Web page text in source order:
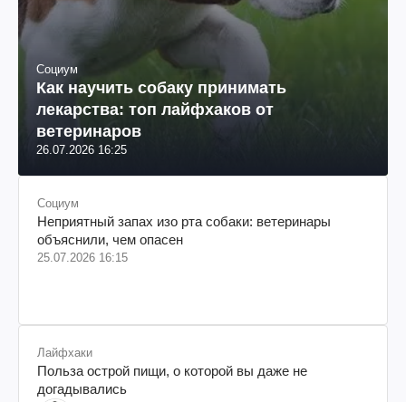
Социум
Как научить собаку принимать
лекарства: топ лайфхаков от
ветеринаров
26.07.2026 16:25
Социум
Неприятный запах изо рта собаки: ветеринары
объяснили, чем опасен
25.07.2026 16:15
Лайфхаки
Польза острой пищи, о которой вы даже не
догадывались